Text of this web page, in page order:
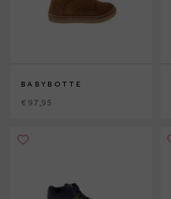
BABYBOTTE
€ 97,95